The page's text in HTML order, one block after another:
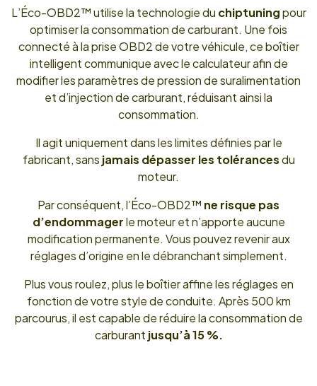
L’Éco-OBD2™ utilise la technologie du chiptuningpour
optimiser la consommation de carburant. Une fois
connecté à la prise OBD2 de votre véhicule, ce boîtier
intelligent communique avec le calculateur afin de
modifier les paramètres de pression de suralimentation
et d’injection de carburant, réduisant ainsi la
consommation.
Il agit uniquement dans les limites définies par le
fabricant, sans jamais dépasser les tolérancesdu
moteur.
Par conséquent, l’Éco-OBD2™ ne risque pas
d’endommagerle moteur et n’apporte aucune
modification permanente. Vous pouvez revenir aux
réglages d’origine en le débranchant simplement.
Plus vous roulez, plus le boîtier affine les réglages en
fonction de votre style de conduite. Après 500 km
parcourus, il est capable de réduire la consommation de
carburant jusqu’à 15 %.